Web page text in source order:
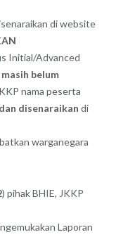
di website
Initial/Advanced
masih belum
nama peserta
disenaraikan di
warganegara
) pihak BHIE, JKKP
Laporan